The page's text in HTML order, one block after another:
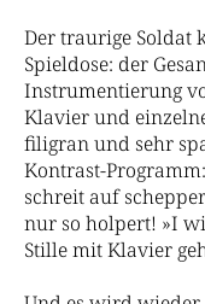
Der traurige Soldat
Spieldose: der
Instrumentierung
Klavier und
filigran und sehr
Kontrast-
schreit auf
nur so holpert! »I
Stille mit Klavier